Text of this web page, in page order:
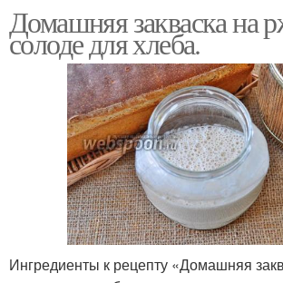
Домашняя закваска на
солоде для хлеба.
Ингредиенты к рецепту «Домашняя